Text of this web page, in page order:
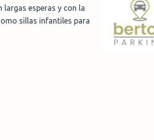
esperas y con la
sillas infantiles para